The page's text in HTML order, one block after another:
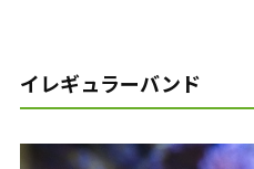
イレギュラーバンド